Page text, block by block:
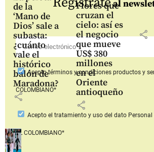
de la
‘Mano de
Dios’ sale a
subasta:
¿cuánto
vale el
histórico
balón de
Maradona?
share
Flores que
cruzan el
cielo: así es
el negocio
que mueve
US$ 380
millones
en el
Oriente
antioqueño
share
share
al
Aceptotérminos y condiciones productos y
COLOMBIANO*
Acepto el tratamiento y uso del dato Personal
EL COLOMBIANO*